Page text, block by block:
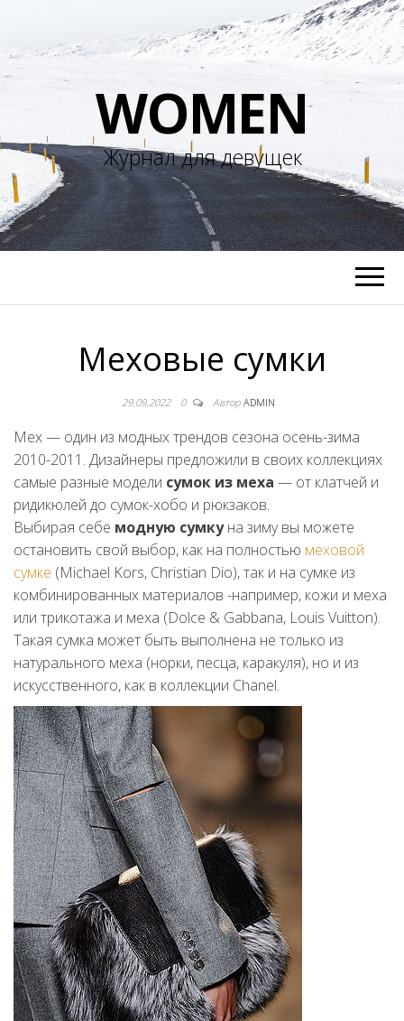
WOMEN
Журнал для девущек
Меховые сумки
29.09.2022 0 Автор ADMIN
Мех — один из модных трендов сезона осень-зима
2010-2011. Дизайнеры предложили в своих коллекциях
самые разные модели сумок из меха — от клатчей и
ридикюлей до сумок-хобо и рюкзаков.
Выбирая себе модную сумкуна зиму вы можете
остановить свой выбор, как на полностью меховой
сумке (Michael Kors, Christian Dio), так и на сумке из
комбинированных материалов -например, кожи и меха
или трикотажа и меха (Dolce & Gabbana, Louis Vuitton).
Такая сумка может быть выполнена не только из
натурального меха (норки, песца, каракуля), но и из
искусственного, как в коллекции Chanel.